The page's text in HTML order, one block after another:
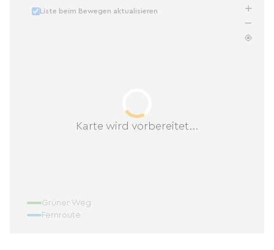
Karte wird vorbereitet...
Liste beim Bewegen aktualisieren
Grüner Weg
Fernroute